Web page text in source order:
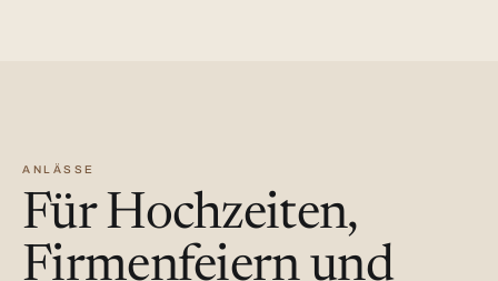
ANLÄSSE
Für Hochzeiten,
Firmenfeiern und